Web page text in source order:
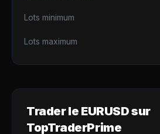
Lots minimum
Lots maximum
Trader le EURUSDsur
TopTraderPrime